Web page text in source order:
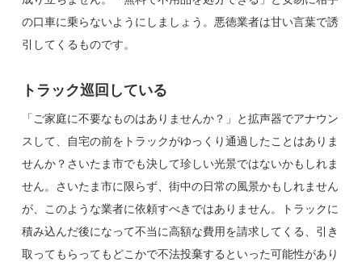
の口車に乗らないようにしましょう。悪徳業者は甘い言葉で誘
引してくるものです。
トラック巡回している
「ご家庭に不要なものはありませんか？」と拡声器でアナウン
スして、自宅の前をトラックがゆっくり通過したことはありま
せんか？さいたま市でも決して珍しい光景ではないかもしれま
せん。さいたま市に限らず、街中の日常の風景かもしれません
が、このような業者に依頼すべきではありません。トラックに
積み込んだ後になって不当に高額な費用を請求してくる、引き
取ってもらってもどこかで不法投棄するといった可能性があり